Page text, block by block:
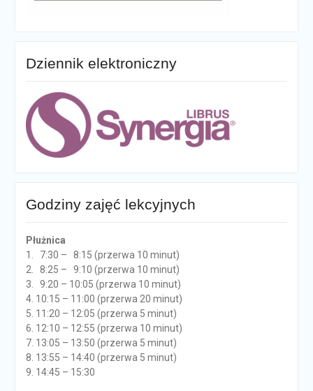
Dziennik elektroniczny
Godziny zajęć lekcyjnych
Płużnica
1. 7:30 – 8:15 (przerwa 10 minut)
2. 8:25 – 9:10 (przerwa 10 minut)
3. 9:20 – 10:05 (przerwa 10 minut)
4. 10:15 – 11:00 (przerwa 20 minut)
5. 11:20 – 12:05 (przerwa 5 minut)
6. 12:10 – 12:55 (przerwa 10 minut)
7. 13:05 – 13:50 (przerwa 5 minut)
8. 13:55 – 14:40 (przerwa 5 minut)
9. 14:45 – 15:30